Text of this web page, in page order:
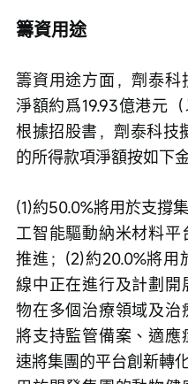
籌資用途
籌資用途方面，劑泰
淨額約爲19.93億港元
根據招股書，劑泰科技
的所得款項淨額按如下
(1)約50.0%將用於支撐
工智能驅動納米材料
推進；(2)約20.0%將
線中正在進行及計劃
物在多個治療領域及
將支持監管備案、適
速將集團的平台創新轉